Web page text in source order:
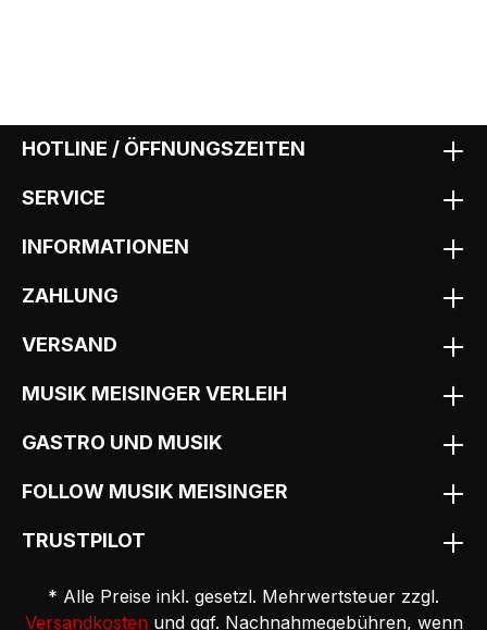
HOTLINE / ÖFFNUNGSZEITEN
SERVICE
INFORMATIONEN
ZAHLUNG
VERSAND
MUSIK MEISINGER VERLEIH
GASTRO UND MUSIK
FOLLOW MUSIK MEISINGER
TRUSTPILOT
* Alle Preise inkl. gesetzl. Mehrwertsteuer zzgl.
Versandkosten und ggf. Nachnahmegebühren, wenn